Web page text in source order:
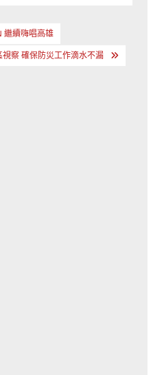
繼續嗨唱高雄
視察 確保防災工作滴水不漏